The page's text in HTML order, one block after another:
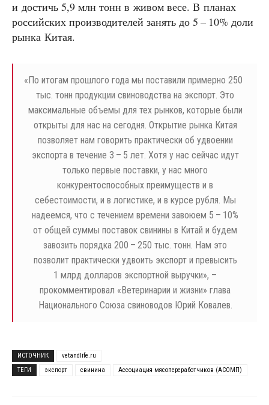
и достичь 5,9 млн тонн в живом весе. В планах
российских производителей занять до 5 – 10% доли
рынка Китая.
« По итогам прошлого года мы поставили примерно 250
тыс. тонн продукции свиноводства на экспорт. Это
максимальные объемы для тех рынков, которые были
открыты для нас на сегодня. Открытие рынка Китая
позволяет нам говорить практически об удвоении
экспорта в течение 3 – 5 лет. Хотя у нас сейчас идут
только первые поставки, у нас много
конкурентоспособных преимуществ и в
себестоимости, и в логистике, и в курсе рубля. Мы
надеемся, что с течением времени завоюем 5 – 10%
от общей суммы поставок свинины в Китай и будем
завозить порядка 200 – 250 тыс. тонн. Нам это
позволит практически удвоить экспорт и превысить
1 млрд долларов экспортной выручки», –
прокомментировал «Ветеринарии и жизни» глава
Национального Союза свиноводов Юрий Ковалев.
ИСТОЧНИК
vetandlife.ru
ТЕГИ
экспорт свинина Ассоциация мясопереработчиков (АСОМП)